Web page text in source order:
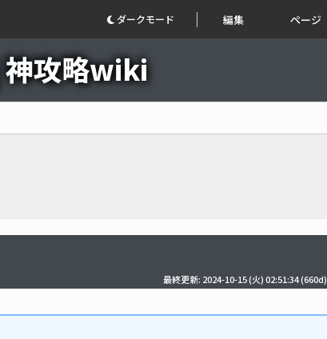
ダークモード 編集 ページ
神攻略wiki
最終更新: 2024-10-15 (火) 02:51:34(660d)